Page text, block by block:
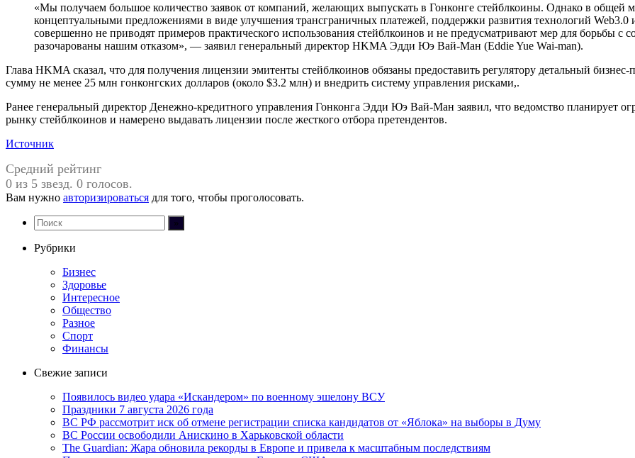
«Мы получаем большое количество заявок от компаний, желающих выпускать в Гонконге стейблкоины. Однако в общей
концептуальными предложениями в виде улучшения трансграничных платежей, поддержки развития технологий
совершенно не приводят примеров практического использования стейблкоинов и не предусматривают мер для борьбы с
разочарованы нашим отказом», — заявил генеральный директор HKMA Эдди Юэ Вай-Ман (Eddie Yue Wai-man).
Глава HKMA сказал, что для получения лицензии эмитенты стейблкоинов обязаны предоставить регулятору детальный
сумму не менее 25 млн гонконгских долларов (около $3.2 млн) и внедрить систему управления рисками,.
Ранее генеральный директор Денежно-кредитного управления Гонконга Эдди Юэ Вай-Ман заявил, что ведомство планирует
рынку стейблкоинов и намерено выдавать лицензии после жесткого отбора претендентов.
Источник
Средний рейтинг
0 из 5 звезд. 0 голосов.
Вам нужно авторизироваться для того, чтобы проголосовать.
Рубрики
Бизнес
Здоровье
Интересное
Общество
Разное
Спорт
Финансы
Свежие записи
Появилось видео удара «Искандером» по военному эшелону ВСУ
Праздники 7 августа 2026 года
ВС РФ рассмотрит иск об отмене регистрации списка кандидатов от «Яблока» на выборы в Думу
ВС России освободили Анискино в Харьковской области
The Guardian: Жара обновила рекорды в Европе и привела к масштабным последствиям